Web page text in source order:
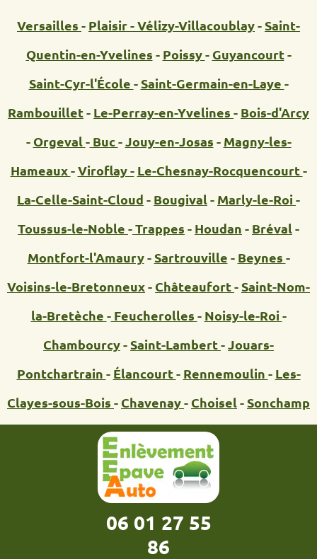
Versailles - Plaisir -Vélizy-Villacoublay-Saint-
Quentin-en-Yvelines - Poissy- Guyancourt-
Saint-Cyr-l'École -Saint-Germain-en-Laye -
Rambouillet- Le-Perray-en-Yvelines - Bois-d'Arcy
- Orgeval-Buc-Jouy-en-Josas - Magny-les-
Hameaux-Viroflay - Le-Chesnay-Rocquencourt-
La-Celle-Saint-Cloud - Bougival- Marly-le-Roi-
Toussus-le-Noble -Trappes - Houdan - Bréval-
Montfort-l'Amaury-Sartrouville - Beynes -
Voisins-le-Bretonneux- Châteaufort-Saint-Nom-
la-Bretèche -Feucherolles - Noisy-le-Roi-
Chambourcy-Saint-Lambert-Jouars-
Pontchartrain - Élancourt- Rennemoulin - Les-
Clayes-sous-Bois - Chavenay- Choisel-Sonchamp
06 01 27 55
86